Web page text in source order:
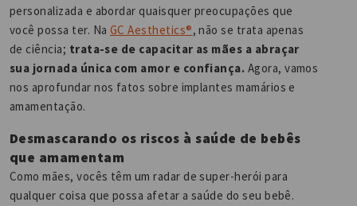
personalizada e abordar quaisquer preocupações que
você possa ter. Na GC Aesthetics®, não se trata apenas
de ciência; trata-se de capacitar as mães a abraçar
sua jornada única com amor e confiança. Agora, vamos
nos aprofundar nos fatos sobre implantes mamários e
amamentação.
Desmascarando os riscos à saúde de bebês
que amamentam
Como mães, vocês têm um radar de super-herói para
qualquer coisa que possa afetar a saúde do seu bebê.